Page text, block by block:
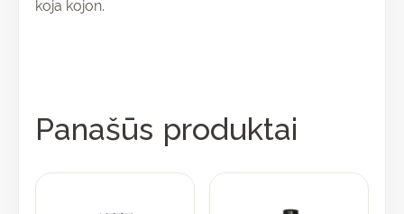
koja kojon.
Panašūs produktai